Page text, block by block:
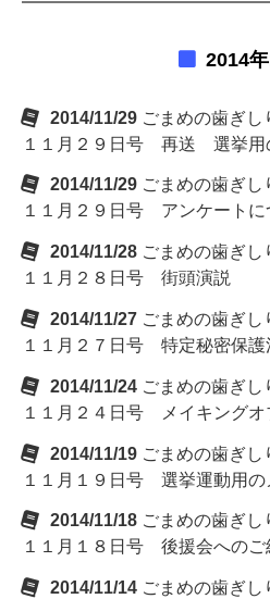
2014年
2014/11/29 ごまめの歯ぎ
１１月２９日号 再送 選挙用
2014/11/29 ごまめの歯ぎ
１１月２９日号 アンケートに
2014/11/28 ごまめの歯ぎ
１１月２８日号 街頭演説
2014/11/27 ごまめの歯ぎ
１１月２７日号 特定秘密保護
2014/11/24 ごまめの歯ぎ
１１月２４日号 メイキングオ
2014/11/19 ごまめの歯ぎ
１１月１９日号 選挙運動用の
2014/11/18 ごまめの歯ぎ
１１月１８日号 後援会へのご
2014/11/14 ごまめの歯ぎ